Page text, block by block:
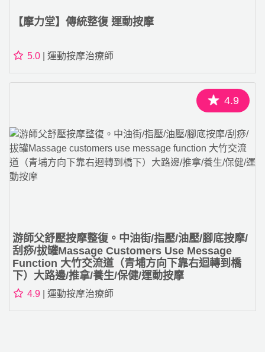
【摩力堂】傳統整復 運動按摩
5.0 | 運動按摩治療師
4.9
游師父舒壓按摩整復。中油街/指壓/油壓/腳底按摩/
刮痧/拔罐Massage Customers Use Message
Function 大竹交流道（青埔方向下靠右迴轉到橋
下）大路邊/推拿/養生/保健/運動按摩
4.9 | 運動按摩治療師